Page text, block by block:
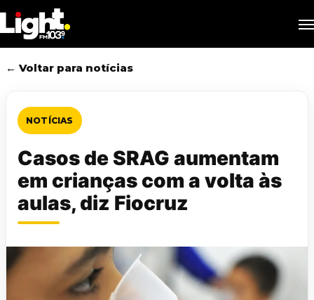
to
main
content
← Voltar para notícias
NOTÍCIAS
Casos de SRAG aumentam
em crianças com a volta às
aulas, diz Fiocruz